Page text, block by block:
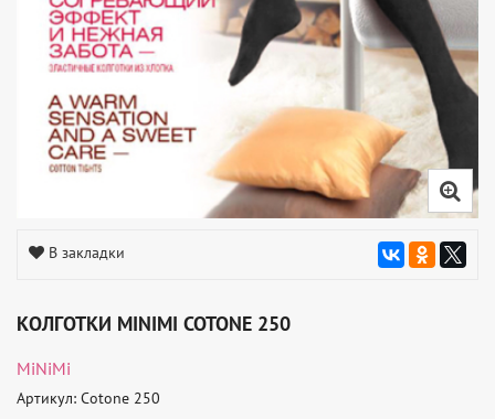
В закладки
КОЛГОТКИ MINIMI COTONE 250
MiNiMi
Артикул: Cotone 250